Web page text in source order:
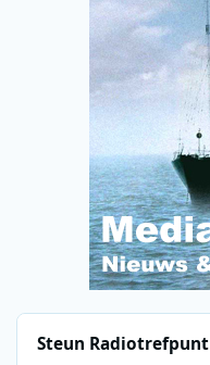
Steun Radiotrefpunt